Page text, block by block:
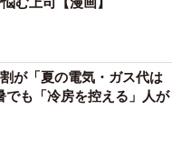
が「夏の電気・ガス代は
も「冷房を控える」人が